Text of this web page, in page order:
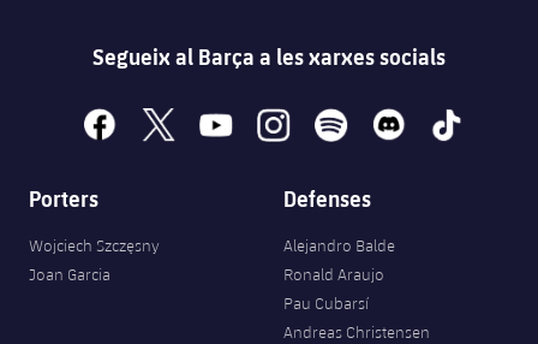
Segueix al Barça a les xarxes socials
facebook
x youtubeinstagramspotify discord tiktok
Porters
Wojciech Szczęsny
Joan Garcia
Defenses
Alejandro Balde
Ronald Araujo
Pau Cubarsí
Andreas Christensen